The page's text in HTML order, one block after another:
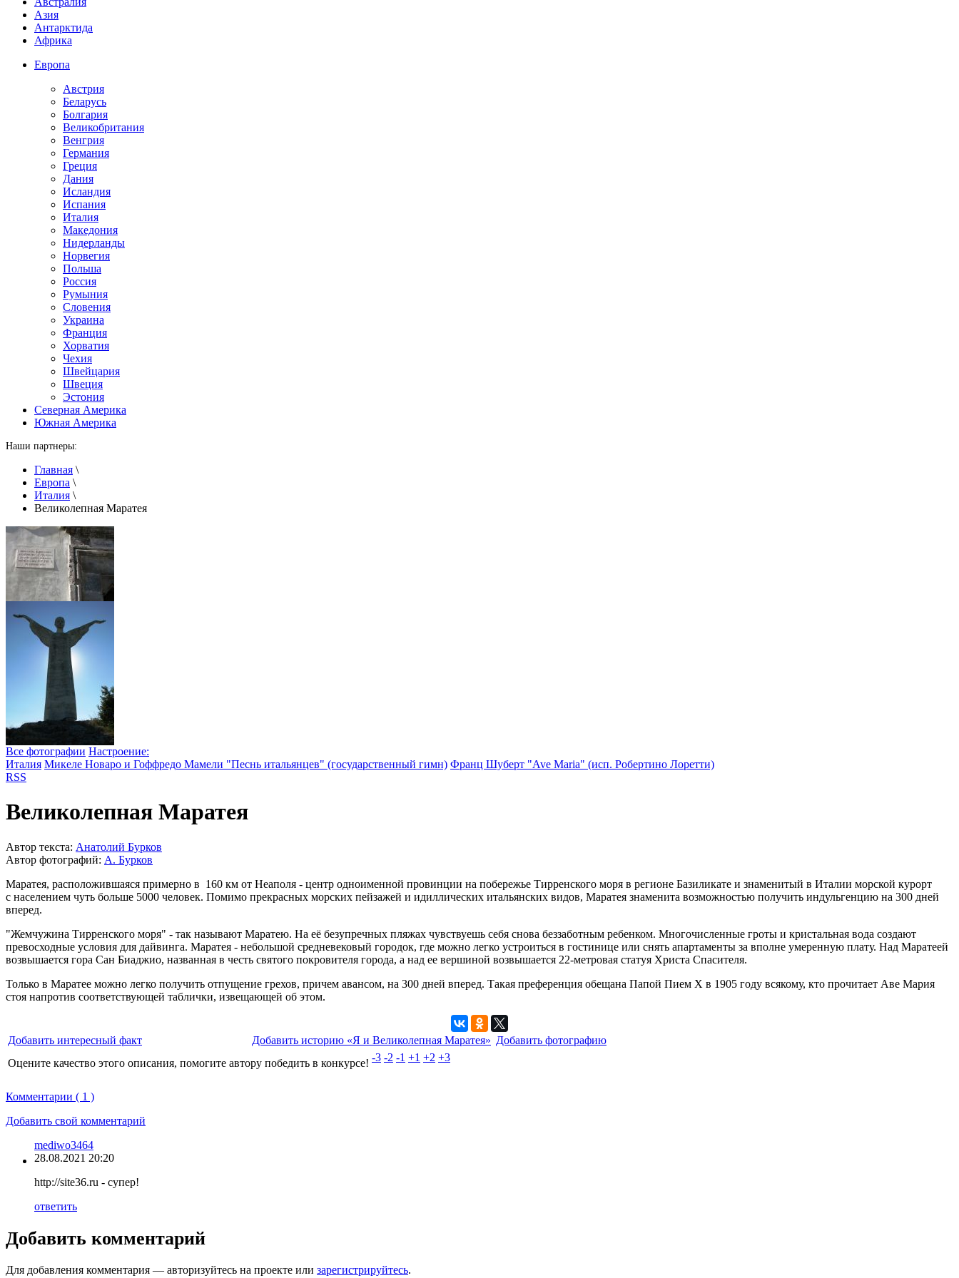
Азия
Антарктида
Африка
Европа
Австрия
Беларусь
Болгария
Великобритания
Венгрия
Германия
Греция
Дания
Исландия
Испания
Италия
Македония
Нидерланды
Норвегия
Польша
Россия
Румыния
Словения
Украина
Франция
Хорватия
Чехия
Швейцария
Швеция
Эстония
Северная Америка
Южная Америка
Наши партнеры:
Главная \
Европа \
Италия \
Великолепная Маратея
Все фотографии Настроение:
Италия Микеле Новаро и Гоффредо Мамели "Песнь итальянцев" (государственный гимн) Франц Шуберт "Ave Maria" (исп. Робертино Лоретти)
RSS
Великолепная Маратея
Автор текста: Анатолий Бурков
Автор фотографий: А. Бурков
Маратея, расположившаяся примерно в 160 км от Неаполя - центр одноименной провинции на побережье Тирренского моря в регионе Базиликате и знаменитый в Италии морской курорт
с населением чуть больше 5000 человек. Помимо прекрасных морских пейзажей и идиллических итальянских видов, Маратея знаменита возможностью получить индульгенцию на 300 дней
вперед.
"Жемчужина Тирренского моря" - так называют Маратею. На её безупречных пляжах чувствуешь себя снова беззаботным ребенком. Многочисленные гроты и кристальная вода создают
превосходные условия для дайвинга. Маратея - небольшой средневековый городок, где можно легко устроиться в гостинице или снять апартаменты за вполне умеренную плату. Над Маратеей
возвышается гора Сан Биаджио, названная в честь святого покровителя города, а над ее вершиной возвышается 22-метровая статуя Христа Спасителя.
Только в Маратее можно легко получить отпущение грехов, причем авансом, на 300 дней вперед. Такая преференция обещана Папой Пием X в 1905 году всякому, кто прочитает Аве Мария
стоя напротив соответствующей таблички, извещающей об этом.
Добавить интересный факт Добавить историю «Я и Великолепная Маратея» Добавить фотографию
Оцените качество этого описания, помогите автору победить в конкурсе! -3 -2 -1 +1 +2 +3
Комментарии ( 1 )
Добавить свой комментарий
mediwo3464
28.08.2021 20:20
http://site36.ru - супер!
ответить
Добавить комментарий
Для добавления комментария — авторизуйтесь на проекте или зарегистрируйтесь.